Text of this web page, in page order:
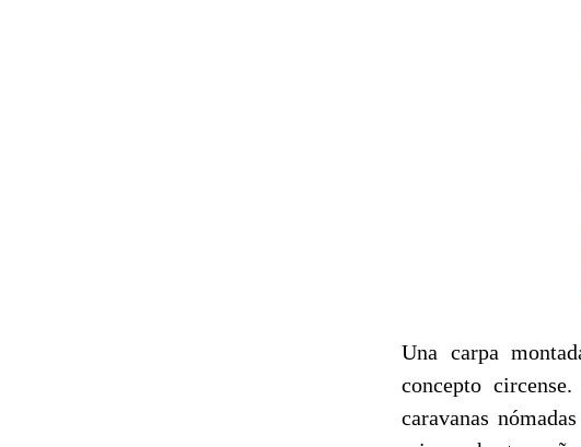
Una carpa
concepto
caravanas